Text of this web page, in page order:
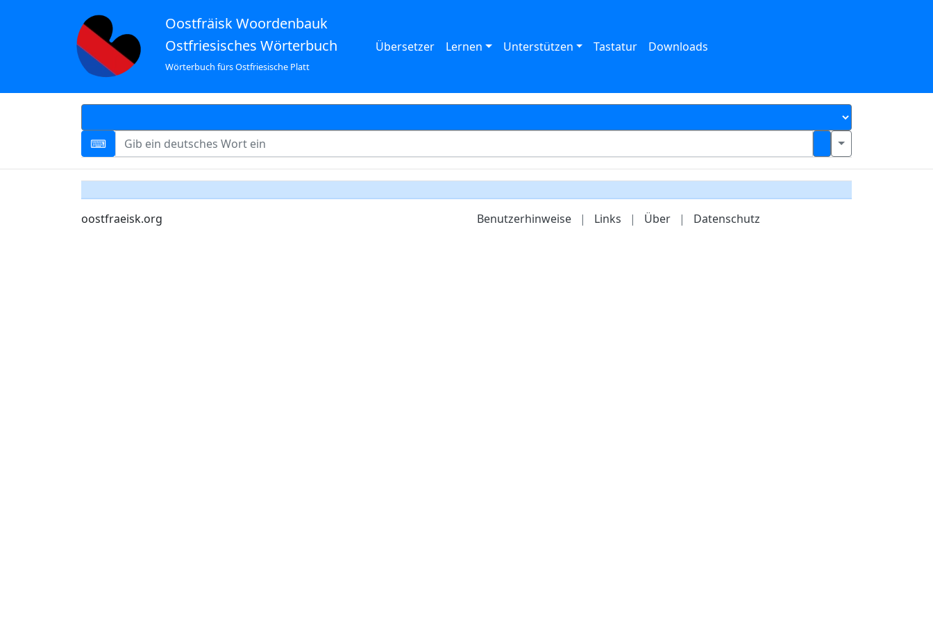
Oostfräisk Woordenbauk
Ostfriesisches Wörterbuch
Wörterbuch fürs Ostfriesische Platt
Übersetzer Lernen Unterstützen Tastatur Downloads
oostfraeisk.org Benutzerhinweise | Links | Über | Datenschutz